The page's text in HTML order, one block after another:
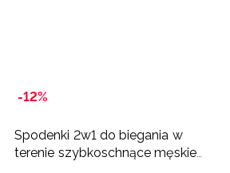
-12%
Spodenki 2w1 do biegania w
terenie szybkoschnące męskie